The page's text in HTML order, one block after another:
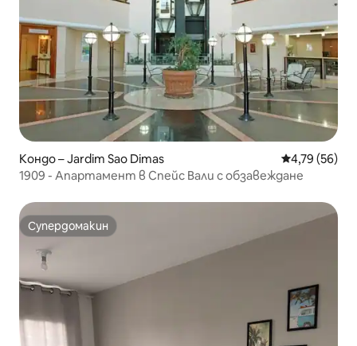
Кондо – Jardim Sao Dimas Средна
4,79 (56)
1909 - Апартамент в Спейс Вали с обзавеждане
Супердомакин
Супердомакин